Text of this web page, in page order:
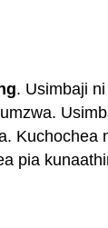
. Usimbaji
pia